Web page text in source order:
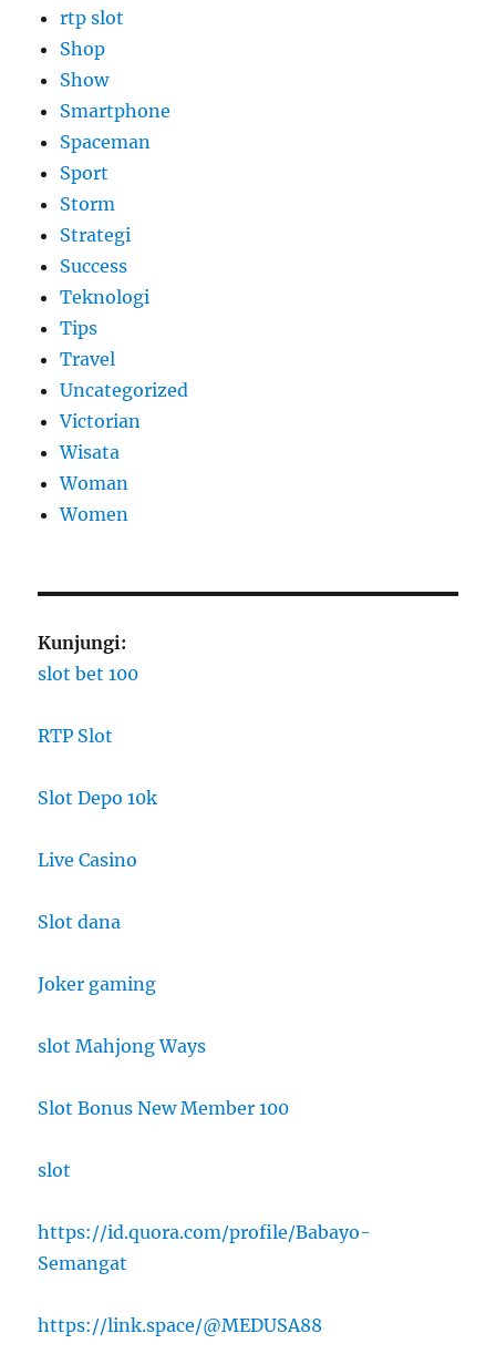
rtp slot
Shop
Show
Smartphone
Spaceman
Sport
Storm
Strategi
Success
Teknologi
Tips
Travel
Uncategorized
Victorian
Wisata
Woman
Women
Kunjungi:
slot bet 100
RTP Slot
Slot Depo 10k
Live Casino
Slot dana
Joker gaming
slot Mahjong Ways
Slot Bonus New Member 100
slot
https://id.quora.com/profile/Babayo-
Semangat
https://link.space/@MEDUSA88